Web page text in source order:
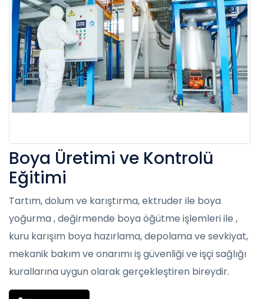
Boya Üretimi ve Kontrolü
Eğitimi
Tartım, dolum ve karıştırma, ektruder ile boya
yoğurma , değirmende boya öğütme işlemleri ile ,
kuru karışım boya hazırlama, depolama ve sevkiyat,
mekanik bakım ve onarımı iş güvenliği ve işçi sağlığı
kurallarına uygun olarak gerçekleştiren bireydir.